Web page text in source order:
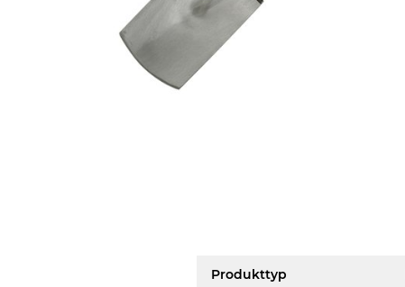
Produkttyp